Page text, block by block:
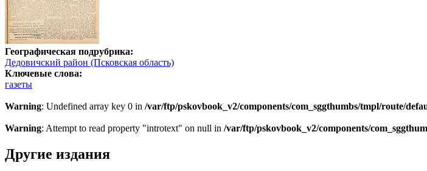
Географическая подрубрика:
Дедовичский район (Псковская область)
Ключевые слова:
газеты
Warning: Undefined array key 0 in /var/ftp/pskovbook_v2/components/com_sggthumbs/tmpl/route/
Warning: Attempt to read property "introtext" on null in /var/ftp/pskovbook_v2/components/
Другие издания